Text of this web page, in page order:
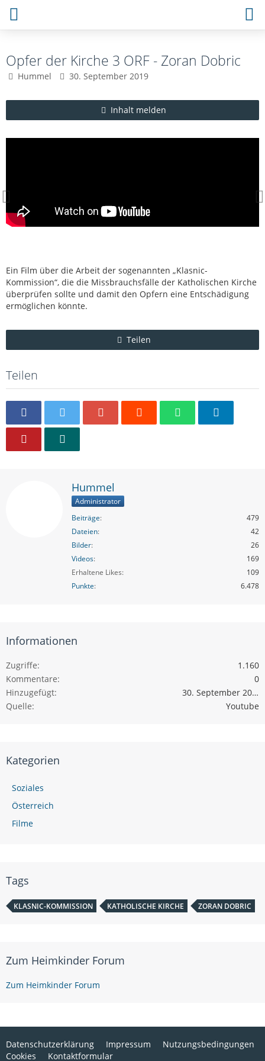
Opfer der Kirche 3 ORF - Zoran Dobric
Hummel 30. September 2019
Inhalt melden
Ein Film über die Arbeit der sogenannten „Klasnic-
Kommission“, die die Missbrauchsfälle der Katholischen Kirche
überprüfen sollte und damit den Opfern eine Entschädigung
ermöglichen könnte.
Teilen
Teilen
Hummel
Administrator
Beiträge
479
Dateien
42
Bilder
26
Videos
169
Erhaltene Likes
109
Punkte
6.478
Informationen
Zugriffe
1.160
Kommentare
0
Hinzugefügt
30. September 2019
Quelle
Youtube
Kategorien
Soziales
Österreich
Filme
Tags
KLASNIC-KOMMISSION KATHOLISCHE KIRCHE ZORAN DOBRIC
Zum Heimkinder Forum
Zum Heimkinder Forum
Datenschutzerklärung Impressum
Nutzungsbedingungen
Cookies
Kontaktformular